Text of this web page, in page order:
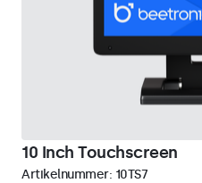
10 Inch Touchscreen
Artikelnummer: 10TS7